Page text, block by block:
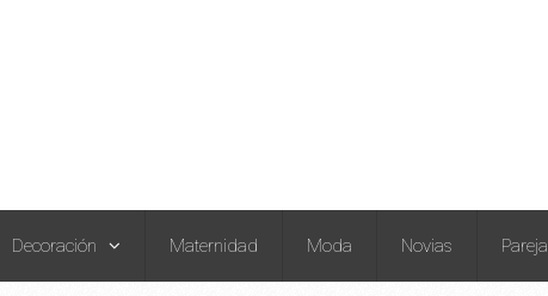
Decoración Maternidad Moda Novias Pareja